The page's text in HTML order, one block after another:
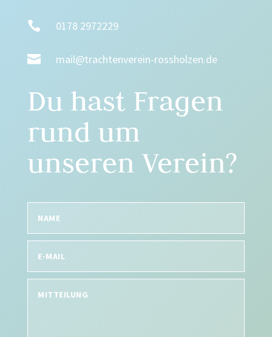
 0178 2972229
 mail@trachtenverein-rossholzen.de
Du hast Fragen
rund um
unseren Verein?